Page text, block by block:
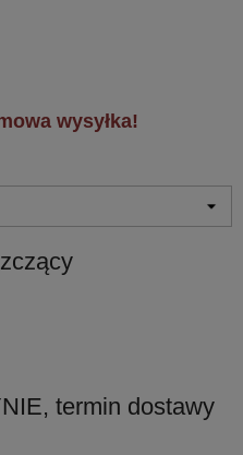
wysyłka!
termin dostawy